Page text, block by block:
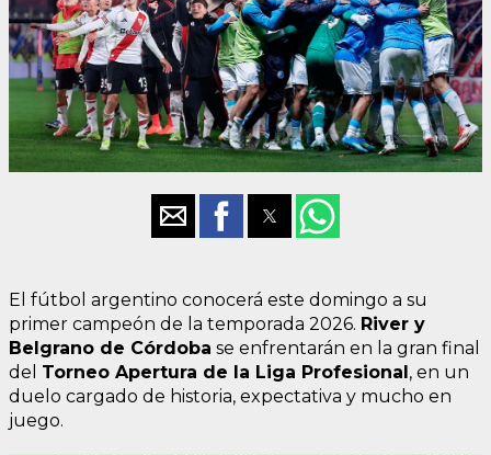
El fútbol argentino conocerá este domingo a su
primer campeón de la temporada 2026. River y
Belgrano de Córdoba se enfrentarán en la gran final
del Torneo Apertura de la Liga Profesional, en un
duelo cargado de historia, expectativa y mucho en
juego.